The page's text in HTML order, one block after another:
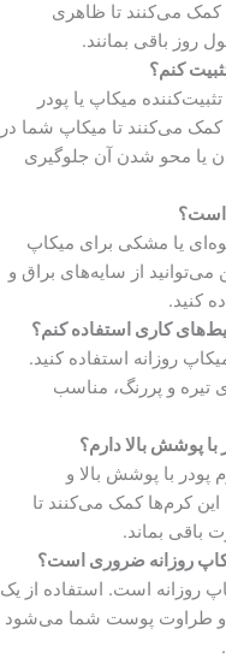
کمک می‌کنند تا ظاهری
روز باقی بمانند.
کنم؟
میکاپ یا پودر
می‌کنند تا میکاپ شما در
یا محو شدن آن جلوگیری
است؟
یا مشکی برای میکاپ
از سایه‌های براق و
کنید.
کاری استفاده کنم؟
روزانه استفاده کنید.
تیره و پررنگ، مناسب
با پوشش بالا دارم؟
پودر با پوشش بالا و
کرم‌ها کمک می‌کنند تا
باقی بماند.
روزانه ضروری است؟
روزانه است. استفاده از یک
و طراوت پوست شما می‌شود